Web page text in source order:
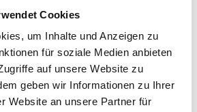
Cookies
um Inhalte und Anzeigen zu
für soziale Medien anbieten
auf unsere Website zu
geben wir Informationen zu Ihrer
Website an unsere Partner für
Profils zur Anzeige von Werbung
Cookies, die von den Plugins
verwendet werden, sind
der Benutzer zuvor angeforderte
abrufen kann, wie das Ansehen